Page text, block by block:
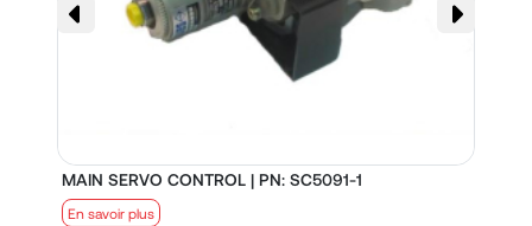
MAIN SERVO CONTROL | PN: SC5091-1
En savoir plus